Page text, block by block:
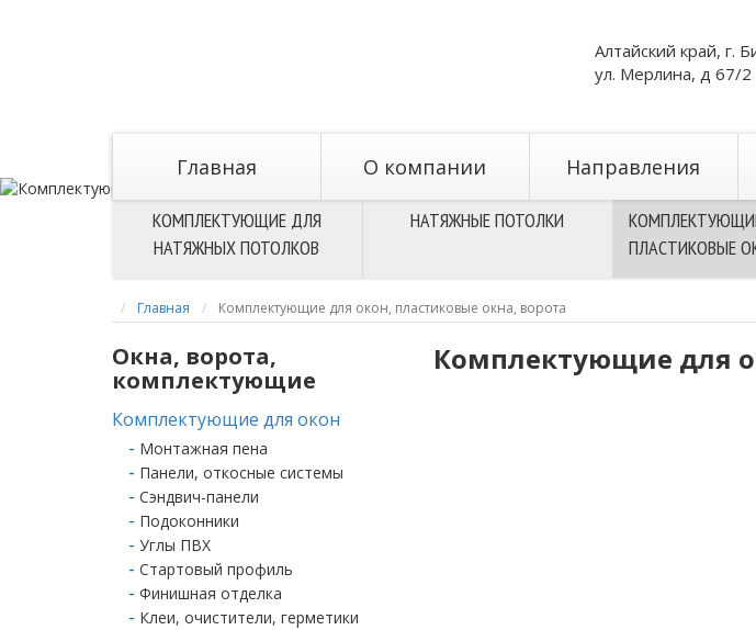
Алтайский край, г.
ул. Мерлина, д 67/2
Главная O компании Направления
КОМПЛЕКТУЮЩИЕ ДЛЯ
НАТЯЖНЫХ ПОТОЛКОВ
НАТЯЖНЫЕ ПОТОЛКИ
ПЛАСТИКОВЫЕ
Главная Комплектующие для окон, пластиковые окна, ворота
Комплектующие для
Окна, ворота,
комплектующие
Комплектующие для окон
Монтажная пена
Панели, откосные системы
Сэндвич-панели
Подоконники
Углы ПВХ
Стартовый профиль
Финишная отделка
Клеи, очистители, герметики